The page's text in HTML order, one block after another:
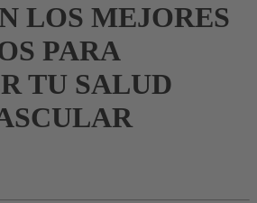
LOS MEJORES
PARA
TU SALUD